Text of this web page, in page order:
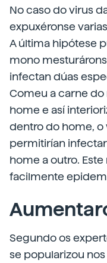
No caso do virus
expuxéronse
A última hipótese
mono
infectan dúas
Comeu a carne
home e así
dentro do home, o
permitirían
home a outro.
facilmente
Segundo os
se popularizou